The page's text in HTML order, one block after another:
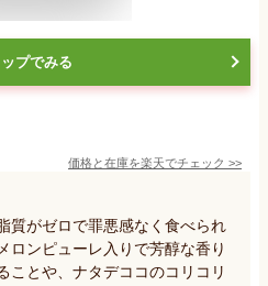
プでみる
価格と在庫を楽天でチェック >>
質がゼロで罪悪感なく食べられ
ロンピューレ入りで芳醇な香り
ことや、ナタデココのコリコリ